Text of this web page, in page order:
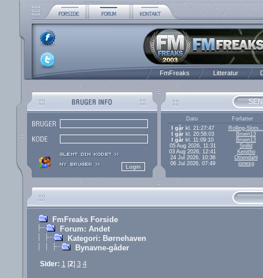
FmFreaks Litteratur
Dato
Forfatter
I gårkl. 21:27:47
Rolling-
I gårkl. 20:58:03
Broen13
I går kl. 11:09:10
Broen13
05 Aug 2026, 11:31
Snilld
03 Aug 2026, 12:41
Kenitho
24 Jul 2026, 10:36
Ottendahl
06 Jul 2026, 07:49
jonesg
FmFreaks Forside
Forum: Andet
Kategori: Børnehaven
Bynavne-gåder
Sider: 1 [2] 3 4